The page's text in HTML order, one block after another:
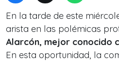
En la tarde de este
arista en las polémicas
Alarcón, mejor conocido
En esta oportunidad, la